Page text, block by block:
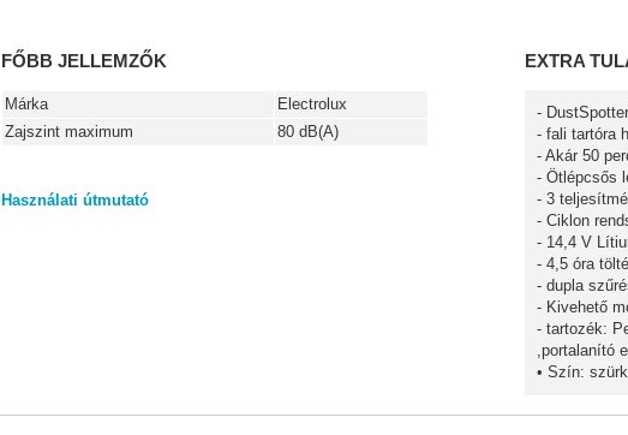
FŐBB JELLEMZŐK
Márka
Electrolux
Zajszint maximum
80 dB(A)
Használati útmutató
EXTRA
-
- fali tartóra
- Akár 50
- Ötlépcsős
- 3
- Ciklon
- 14,4 V
- 4,5 óra
- dupla
- Kivehető
- tartozék:
,portalanító
• Szín: